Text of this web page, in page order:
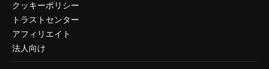
クッキーポリシー
トラストセンター
アフィリエイト
法人向け